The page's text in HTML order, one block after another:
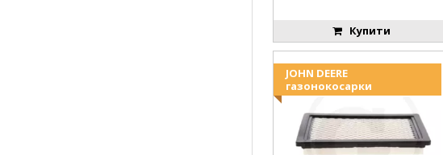
Купити
JOHN DEERE
газонокосарки